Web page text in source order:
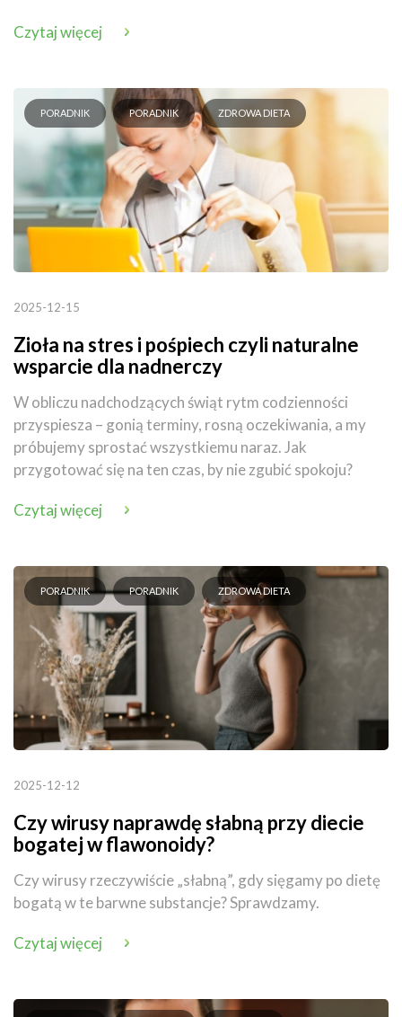
Czytaj więcej
PORADNIK PORADNIK ZDROWA DIETA
2025-12-15
Zioła na stres i pośpiech czyli naturalne
wsparcie dla nadnerczy
W obliczu nadchodzących świąt rytm codzienności
przyspiesza – gonią terminy, rosną oczekiwania, a my
próbujemy sprostać wszystkiemu naraz. Jak
przygotować się na ten czas, by nie zgubić spokoju?
Czytaj więcej
PORADNIK PORADNIK ZDROWA DIETA
2025-12-12
Czy wirusy naprawdę słabną przy diecie
bogatej w flawonoidy?
Czy wirusy rzeczywiście „słabną”, gdy sięgamy po dietę
bogatą w te barwne substancje? Sprawdzamy.
Czytaj więcej